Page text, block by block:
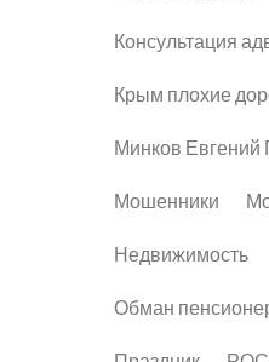
Консультация
Крым плохие
Минков Евгений
Мошенники
Недвижимость
Обман